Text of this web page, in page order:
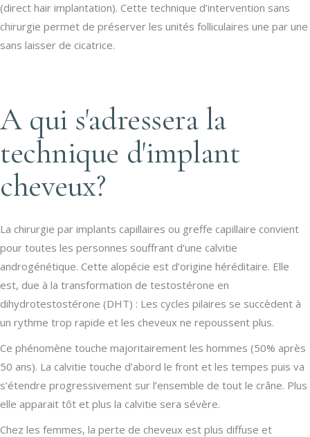
(direct hair implantation). Cette technique d’intervention sans
chirurgie permet de préserver les unités folliculaires une par une
sans laisser de cicatrice.
A qui s'adressera la
technique d'implant
cheveux?
La chirurgie par implants capillaires ou greffe capillaire convient
pour toutes les personnes souffrant d’une calvitie
androgénétique. Cette alopécie est d’origine héréditaire. Elle
est, due à la transformation de testostérone en
dihydrotestostérone (DHT) : Les cycles pilaires se succèdent à
un rythme trop rapide et les cheveux ne repoussent plus.
Ce phénomène touche majoritairement les hommes (50% après
50 ans). La calvitie touche d’abord le front et les tempes puis va
s’étendre progressivement sur l’ensemble de tout le crâne. Plus
elle apparait tôt et plus la calvitie sera sévère.
Chez les femmes, la perte de cheveux est plus diffuse et